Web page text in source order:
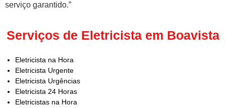
serviço garantido.”
Serviços de Eletricista em Boavista
Eletricista na Hora
Eletricista Urgente
Eletricista Urgências
Eletricista 24 Horas
Eletricistas na Hora